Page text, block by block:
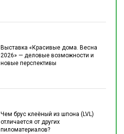
Выставка «Красивые дома. Весна
2026» — деловые возможности и
новые перспективы
Чем брус клеёный из шпона (LVL)
отличается от других
пиломатериалов?